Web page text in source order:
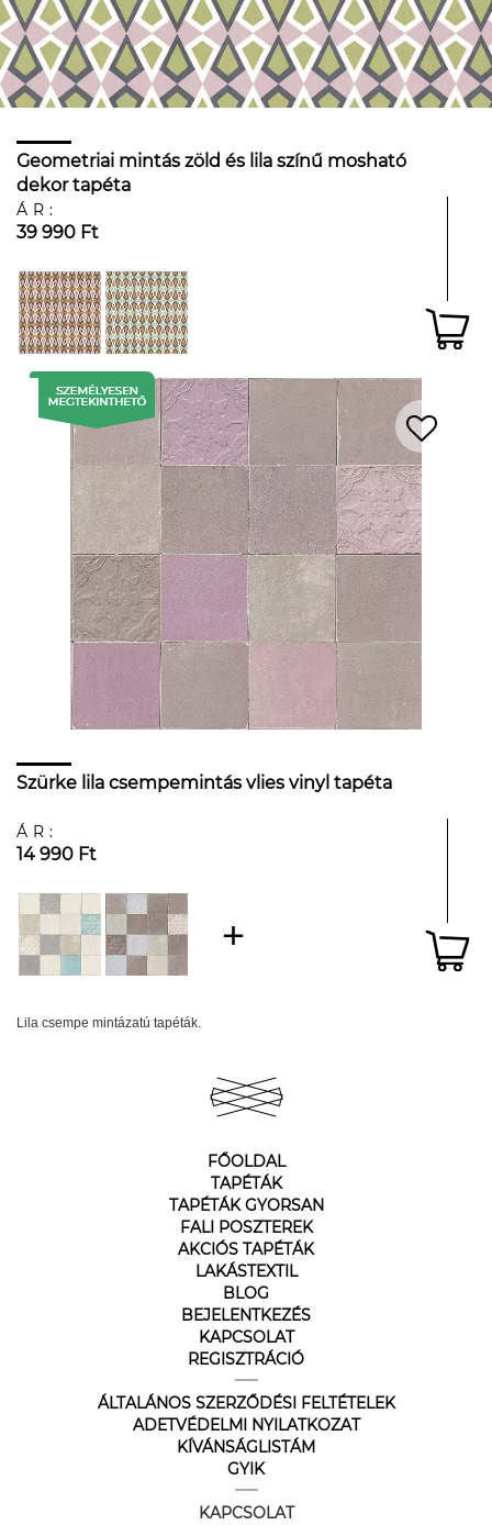
Geometriai mintás zöld és lila színű mosható
dekor tapéta
ÁR:
39 990 Ft
Szürke lila csempemintás vlies vinyl tapéta
ÁR:
14 990 Ft
Lila csempe mintázatú tapéták.
FŐOLDAL
TAPÉTÁK
TAPÉTÁK GYORSAN
FALI POSZTEREK
AKCIÓS TAPÉTÁK
LAKÁSTEXTIL
BLOG
BEJELENTKEZÉS
KAPCSOLAT
REGISZTRÁCIÓ
ÁLTALÁNOS SZERZŐDÉSI FELTÉTELEK
ADETVÉDELMI NYILATKOZAT
KÍVÁNSÁGLISTÁM
GYIK
KAPCSOLAT